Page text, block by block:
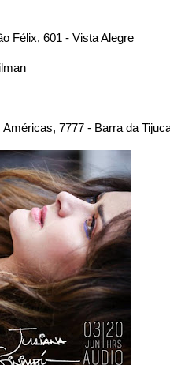
Félix, 601 - Vista Alegre
7777 - Barra da